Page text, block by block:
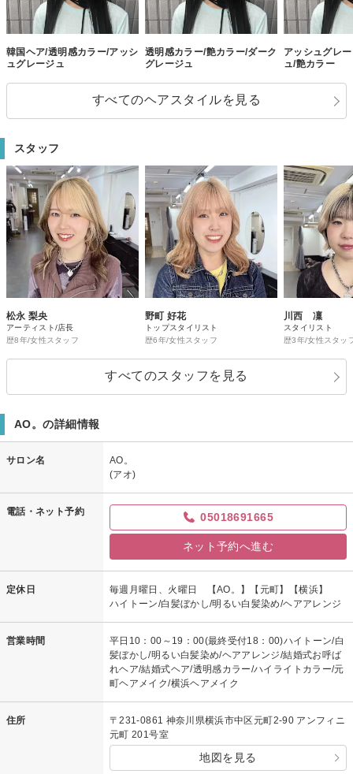
韓国ヘア/透明感カラー/アッシ
ュグレージュ
透明感カラー/艶カラー/ダーク
グレージュ
アッシュグレ
ュ/艶カラー
すべてのヘアスタイルを見る
スタッフ
松永 梨央
アーティスト/店長
歴8年/女性スタッフ
野町 好花
トップスタイリスト
歴6年/女性スタッフ
川西 凜
スタイリスト
歴3年/女性スタッ
すべてのスタッフを見る
AO。の詳細情報
サロン名
AO。
(アオ)
電話・ネット予約 05018691665
ネット予約へ進む
定休日
毎週月曜日、火曜日 【AO。】【元町】【横浜】
ハイトーン/白髪ぼかし/明るい白髪染め/ヘアアレンジ
営業時間
平日10：00～19：00(最終受付18：00)ハイトーン/白
髪ぼかし/明るい白髪染め/ヘアアレンジ/結婚式お呼ば
れヘア/結婚式ヘア/透明感カラー/ハイライトカラー/元
町ヘアメイク/横浜ヘアメイク
住所
〒231-0861 神奈川県横浜市中区元町2-90 アンフィニ
元町 201号室
地図を見る